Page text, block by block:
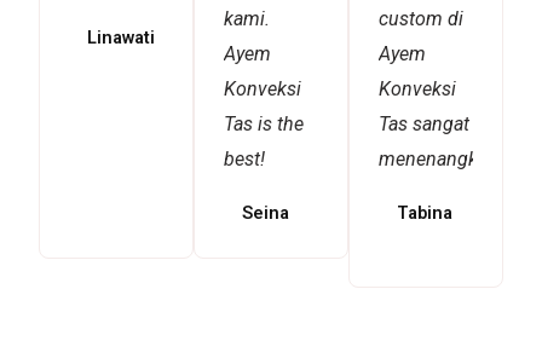
Linawati
kami.
Ayem
Konveksi
Tas is the
best!
Seina
custom di
Ayem
Konveksi
Tas sangat
menenangkan!
Tabina